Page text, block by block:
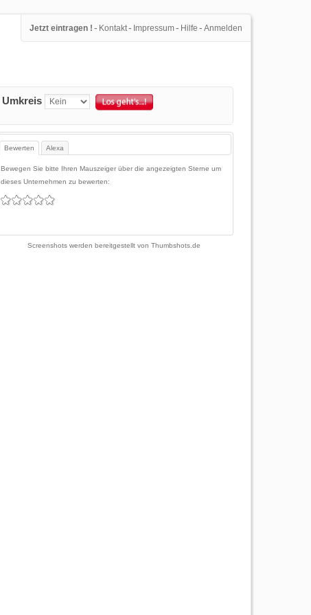
Jetzt eintragen ! - Kontakt- Impressum- Hilfe - Anmelden
Umkreis
Bewerten Alexa
Bewegen Sie bitte Ihren Mauszeiger über die angezeigten Sterne um
dieses Unternehmen zu bewerten:
Screenshots werden bereitgestellt vonThumbshots.de